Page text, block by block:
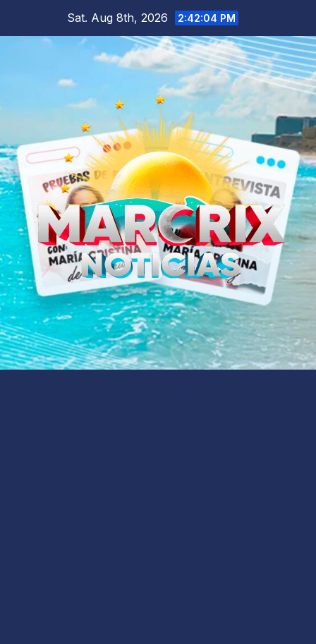
Sat. Aug 8th, 2026 2:42:06 PM